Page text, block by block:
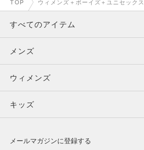
TOP ウィメンズ＋ボーイズ＋ユニセックス
すべてのアイテム
メンズ
ウィメンズ
キッズ
メンズ
トップス
ボトムス
ウィメンズ
トップス
キッズ
メールマガジンに登録する